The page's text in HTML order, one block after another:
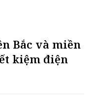
Bắc và miền
kiệm điện